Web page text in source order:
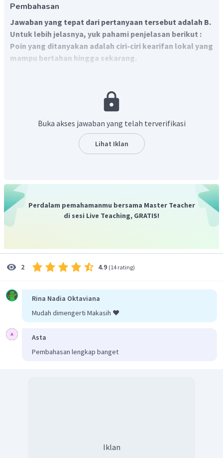
Pembahasan
Jawaban yang tepat dari pertanyaan tersebut adalah B.
Untuk lebih jelasnya, yuk pahami penjelasan berikut :
Poin yang ditanyakan adalah ciri-ciri kearifan lokal yang
mampu bertahan hingga sekarang.
ada juga yang mampu bertahan hingga sekarang. Adapaun
ciri-ciri kearifan lokal yang mampu bertahan di era
Mampu bertahan terhadap budaya luar
Memiliki kemampuan mengakomodasi unsur-unsur
budaya luar dalam budaya asli.
Mempunyai kemampuan mengendalikan
Mampu memberi arah pada perkembangan budaya
Dengan demikian, maka jawaban yang tepat adalah B.
Buka akses jawaban yang telah terverifikasi
Lihat Iklan
Perdalam pemahamanmu bersama Master Teacher
di sesi Live Teaching, GRATIS!
2 4.9 (14 rating)
Rina Nadia Oktaviana
Mudah dimengerti Makasih ❤️
Asta
Pembahasan lengkap banget
Iklan